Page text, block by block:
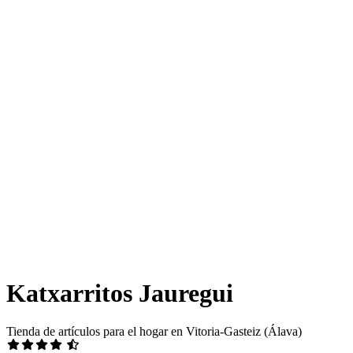
Katxarritos Jauregui
Tienda de artículos para el hogar en Vitoria-Gasteiz (Álava)